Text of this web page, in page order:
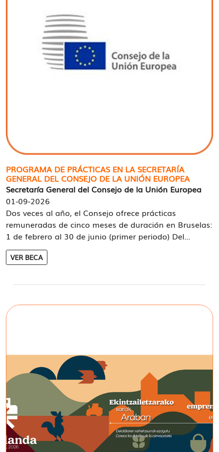
PROGRAMA DE PRÁCTICAS EN LA SECRETARÍA
GENERAL DEL CONSEJO DE LA UNIÓN EUROPEA
Secretaría General del Consejo de la Unión Europea
01-09-2026
Dos veces al año, el Consejo ofrece prácticas
remuneradas de cinco meses de duración en Bruselas:
1 de febrero al 30 de junio (primer periodo) Del...
VER BECA